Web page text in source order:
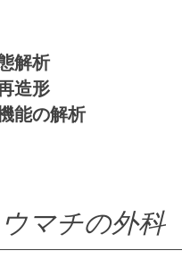
解析
造形
能の解析
マチの外科